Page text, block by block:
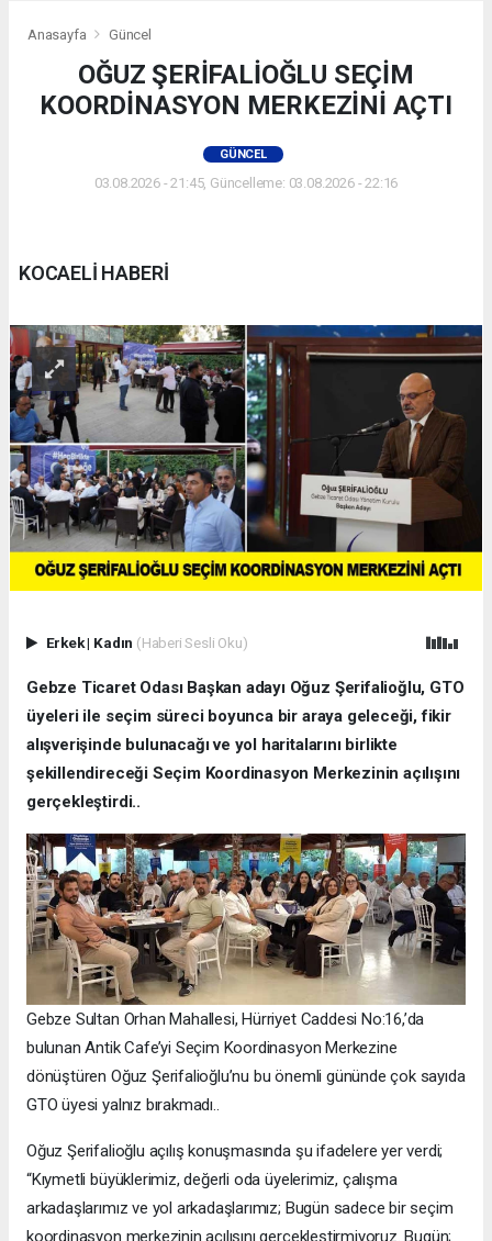
Anasayfa Güncel
OĞUZ ŞERİFALİOĞLU SEÇİM
KOORDİNASYON MERKEZİNİ AÇTI
GÜNCEL
03.08.2026 - 21:45, Güncelleme: 03.08.2026 - 22:16
KOCAELİ HABERİ
Erkek| Kadın (Haberi Sesli Oku)
Gebze Ticaret Odası Başkan adayı Oğuz Şerifalioğlu, GTO
üyeleri ile seçim süreci boyunca bir araya geleceği, fikir
alışverişinde bulunacağı ve yol haritalarını birlikte
şekillendireceği Seçim Koordinasyon Merkezinin açılışını
gerçekleştirdi..
Gebze Sultan Orhan Mahallesi, Hürriyet Caddesi No:16,’da
bulunan Antik Cafe’yi Seçim Koordinasyon Merkezine
dönüştüren Oğuz Şerifalioğlu’nu bu önemli gününde çok sayıda
GTO üyesi yalnız bırakmadı..
Oğuz Şerifalioğlu açılış konuşmasında şu ifadelere yer verdi;
“Kıymetli büyüklerimiz, değerli oda üyelerimiz, çalışma
arkadaşlarımız ve yol arkadaşlarımız; Bugün sadece bir seçim
koordinasyon merkezinin açılışını gerçekleştirmiyoruz. Bugün;